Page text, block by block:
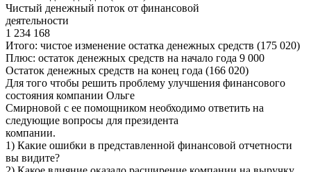
Чистый денежный поток от финансовой
деятельности
1 234 168
Итого: чистое изменение остатка денежных средств (175 020)
Плюс: остаток денежных средств на начало года 9 000
Остаток денежных средств на конец года (166 020)
Для того чтобы решить проблему улучшения финансового
состояния компании Ольге
Смирновой с ее помощником необходимо ответить на
следующие вопросы для президента
компании.
1) Какие ошибки в представленной финансовой отчетности
вы видите?